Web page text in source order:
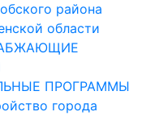
района
области
ПРОГРАММЫ
города